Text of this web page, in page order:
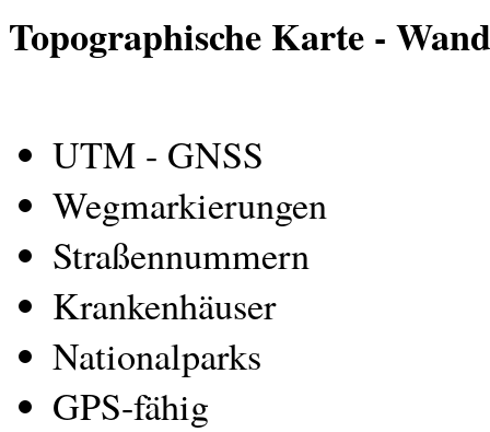
Topographische Karte -
UTM - GNSS
Wegmarkierungen
Straßennummern
Krankenhäuser
Nationalparks
GPS-fähig